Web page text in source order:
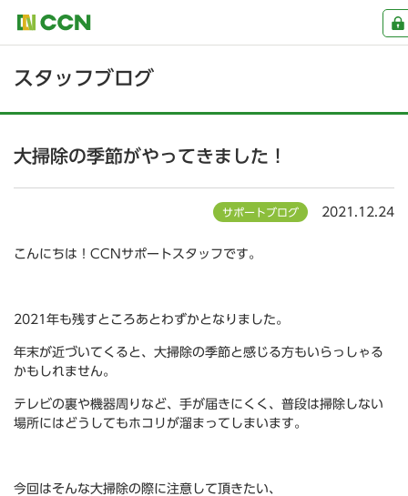
スタッフブログ
大掃除の季節がやってきました！
サポートブログ 2021.12.24
こんにちは！CCNサポートスタッフです。
2021年も残すところあとわずかとなりました。
年末が近づいてくると、 大掃除の季節と感じる方もいらっしゃる
かもしれません。
テレビの裏や機器周りなど、手が届きにくく、普段は掃除しない
場所にはどうしてもホコリが溜まってしまいます。
今回はそんな大掃除の際に注意して頂きたい、